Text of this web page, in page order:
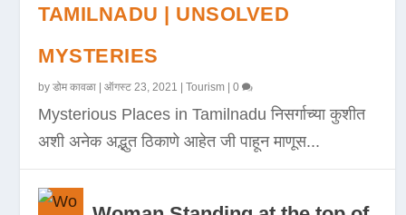
TAMILNADU | UNSOLVED
MYSTERIES
byडोम कावळा |ऑगस्ट 23, 2021 |Tourism |0
Mysterious Places in Tamilnadu निसर्गाच्या कुशीत
अशी अनेक अद्भुत ठिकाणे आहेत जी पाहून माणूस...